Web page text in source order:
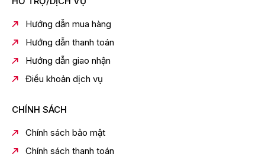
Netflix
FPT Play
VieON
Apple TV+
VTV Go
AirPlay 2
Google Cast
LG ThinQ
Hướng dẫn mua hàng
Hướng dẫn thanh toán
Hướng dẫn giao nhận
Điều khoản dịch vụ
CHÍNH SÁCH
Chính sách bảo mật
Chính sách thanh toán